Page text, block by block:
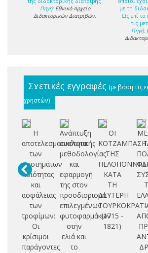
Πηγή: Εθνικό Αρχείο
Διδακτορικών Διατριβών.
με τη
Ως επί
τις
Πηγή:
Σχετικές εγγραφές (με βάση τις
χρηστών)
Η
αποτελεσματικότητα
των
συστημάτων
ποιότητας
και
ασφάλειας
των
τροφίμων:
Οι
κρίσιμοι
παράγοντες
Ανάπτυξη
αναλυτικής
μεθοδολογίας
και
εφαρμογή
της στον
προσδιορισμό
επιλεγμένων
φυτοφαρμάκων
στην
ελιά και
το
ΟΙ
ΤΗΣ
ΚΑΤΑ
ΤΗ
ΔΕΥΤΕΡΗ
(1715 -
1821)